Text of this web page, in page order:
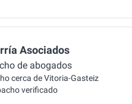
Asociados
de abogados
cerca de Vitoria-Gasteiz
verificado